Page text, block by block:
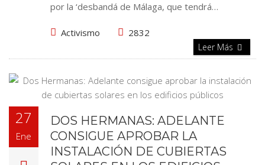
por la ‘desbandá de Málaga, que tendrá…
Activismo 2832
Leer Más
27
Ene
DOS HERMANAS: ADELANTE
CONSIGUE APROBAR LA
INSTALACIÓN DE CUBIERTAS